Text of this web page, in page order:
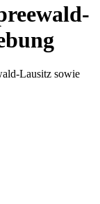
Lausitz sowie